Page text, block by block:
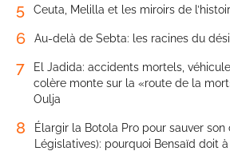
5 Ceuta, Melilla et les miroirs de
6 Au-delà de Sebta: les racines du désir
7
El Jadida: accidents mortels,
colère monte sur la «route de la
Oulja
8
Élargir la Botola Pro pour sauver son
Législatives): pourquoi Bensaïd doit